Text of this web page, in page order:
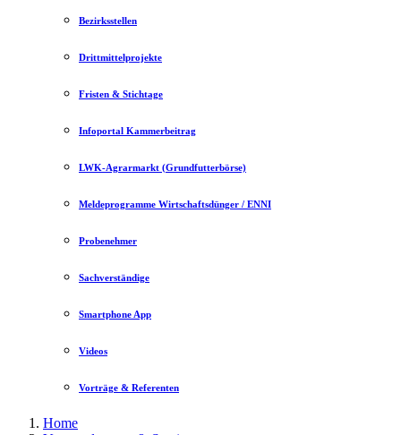
Bezirksstellen
Drittmittelprojekte
Fristen & Stichtage
Infoportal Kammerbeitrag
LWK-Agrarmarkt (Grundfutterbörse)
Meldeprogramme Wirtschaftsdünger / ENNI
Probenehmer
Sachverständige
Smartphone App
Videos
Vorträge & Referenten
Home